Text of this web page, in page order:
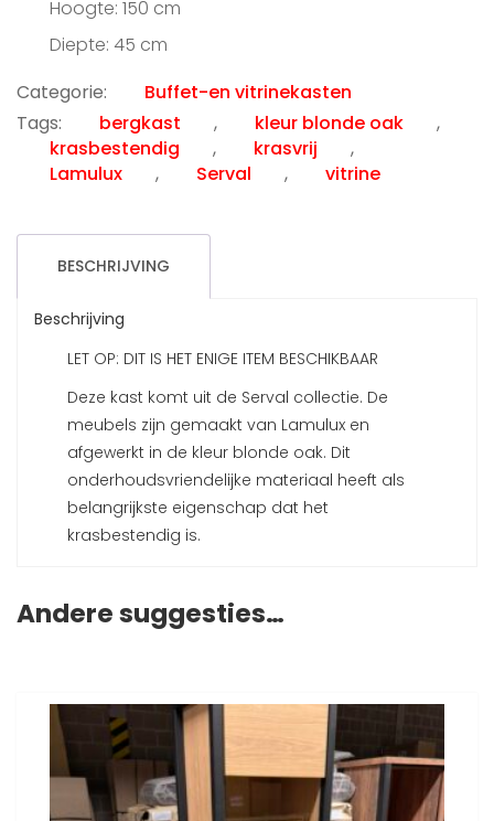
Hoogte: 150 cm
Diepte: 45 cm
Categorie:
Buffet-en vitrinekasten
Tags:
bergkast , kleur blonde oak
,
krasbestendig
, krasvrij
,
Lamulux
, Serval , vitrine
BESCHRIJVING
Beschrijving
LET OP: DIT IS HET ENIGE ITEM BESCHIKBAAR
Deze kast komt uit de Serval collectie. De
meubels zijn gemaakt van Lamulux en
afgewerkt in de kleur blonde oak. Dit
onderhoudsvriendelijke materiaal heeft als
belangrijkste eigenschap dat het
krasbestendig is.
Andere suggesties…